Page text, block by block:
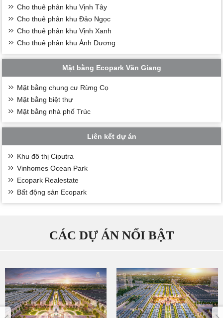
Cho thuê phân khu Vịnh Tây
Cho thuê phân khu Đảo Ngọc
Cho thuê phân khu Vịnh Xanh
Cho thuê phân khu Ánh Dương
Mặt bằng Ecopark Văn Giang
Mặt bằng chung cư Rừng Cọ
Mặt bằng biệt thự
Mặt bằng nhà phố Trúc
Liên kết dự án
Khu đô thị Ciputra
Vinhomes Ocean Park
Ecopark Realestate
Bất động sản Ecopark
CÁC DỰ ÁN NỔI BẬT